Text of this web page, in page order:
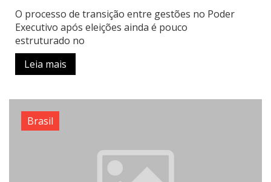
O processo de transição entre gestões no Poder
Executivo após eleições ainda é pouco
estruturado no
Leia mais
Brasil